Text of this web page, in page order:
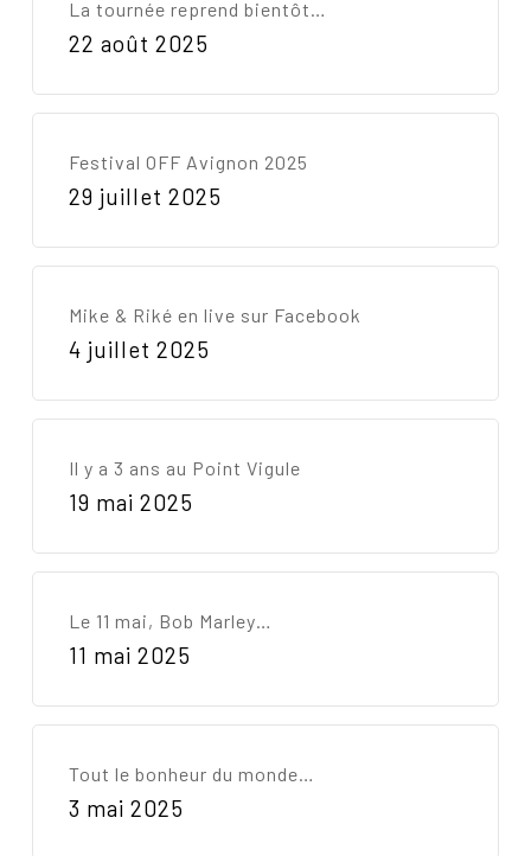
La tournée reprend bientôt…
22 août 2025
Festival OFF Avignon 2025
29 juillet 2025
Mike & Riké en live sur Facebook
4 juillet 2025
Il y a 3 ans au Point Vigule
19 mai 2025
Le 11 mai, Bob Marley…
11 mai 2025
Tout le bonheur du monde…
3 mai 2025